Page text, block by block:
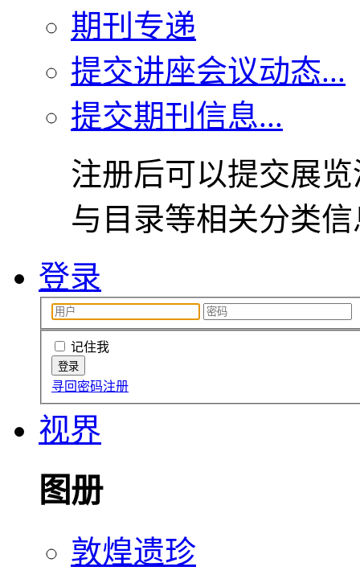
期刊专递
提交讲座会议动态...
提交期刊信息...
注册后可以提交展
与目录等相关分类
登录
记住我
寻回密码注册
视界
图册
敦煌遗珍